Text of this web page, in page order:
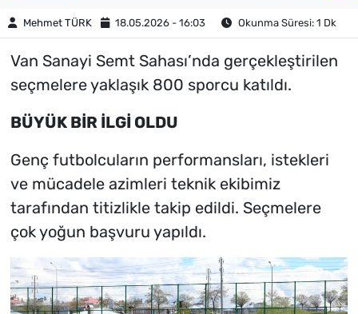
Mehmet TÜRK 18.05.2026 - 16:03 Okunma Süresi: 1 Dk
Van Sanayi Semt Sahası’nda gerçekleştirilen
seçmelere yaklaşık 800 sporcu katıldı.
BÜYÜK BİR İLGİ OLDU
Genç futbolcuların performansları, istekleri
ve mücadele azimleri teknik ekibimiz
tarafından titizlikle takip edildi. Seçmelere
çok yoğun başvuru yapıldı.